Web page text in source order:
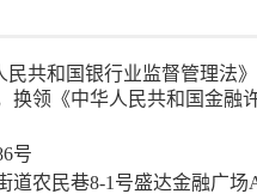
共和国银行业监督管理法
领《中华人民共和国金融
号
农民巷8-1号盛达金融广